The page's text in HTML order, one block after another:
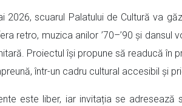
2026, scuarul Palatului de Cultură va
retro, muzica anilor ’70–’90 și dansul
Proiectul își propune să readucă în
într-un cadru cultural accesibil și
este liber, iar invitația se adresează